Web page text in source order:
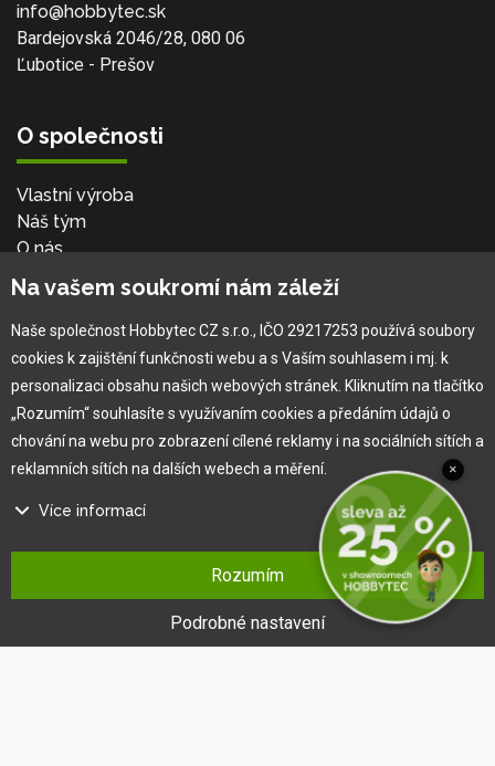
info@hobbytec.sk
Bardejovská 2046/28, 080 06
Ľubotice - Prešov
O společnosti
Vlastní výroba
Náš tým
O nás
Pro zákazníka
Obchodní podmínky
Věrnostní program
Jak na reklamaci
Výprodej
Na vašem soukromí nám záleží
Naše společnost Hobbytec CZ s.r.o., IČO 29217253 používá soubory
cookies k zajištění funkčnosti webu a s Vaším souhlasem i mj. k
personalizaci obsahu našich webových stránek. Kliknutím na tlačítko
„Rozumím“ souhlasíte s využívaním cookies a předáním údajů o
chování na webu pro zobrazení cílené reklamy i na sociálních sítích a
reklamních sítích na dalších webech a měření.
Více informací
Na našem webu používáme několik druhů kategorií cookies:
Ty jsou nezbytně nutné pro fungování webu a jeho funkcí, které se
rozhodnete využívat. Bez nich by náš web nefungoval, např. by nebylo
Rozumím
Podrobné nastavení
×